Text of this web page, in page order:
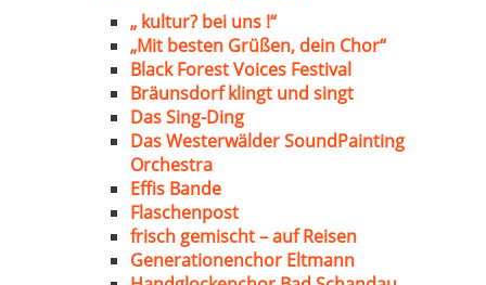
„ kultur? bei uns !“
„Mit besten Grüßen, dein Chor“
Black Forest Voices Festival
Bräunsdorf klingt und singt
Das Sing-Ding
Das Westerwälder SoundPainting
Orchestra
Effis Bande
Flaschenpost
frisch gemischt – auf Reisen
Generationenchor Eltmann